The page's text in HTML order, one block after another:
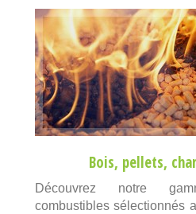
Bois, pellets,
Découvrez notre
combustibles sélectionnés